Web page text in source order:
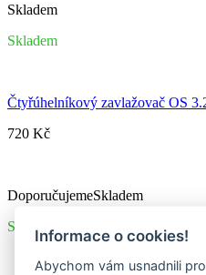
Skladem
Skladem
Čtyřúhelníkový zavlažovač OS
720 Kč
DoporučujemeSkladem
Skladem
Informace o cookies!
Abychom vám usnadnili